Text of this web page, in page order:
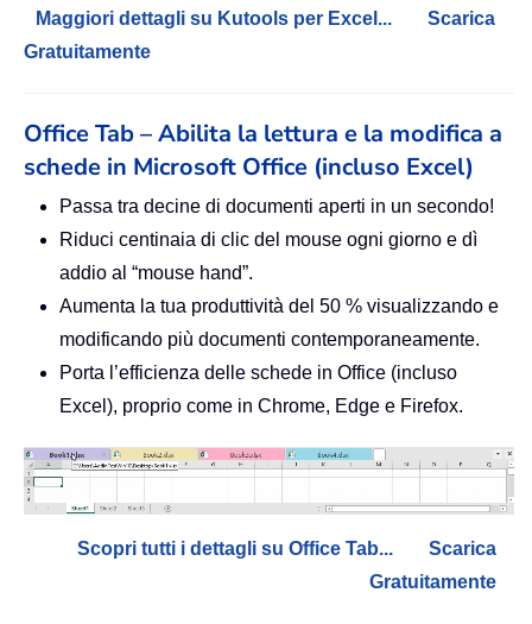
Maggiori dettagli su Kutools per Excel...
Scarica
Gratuitamente
Office Tab – Abilita la lettura e la modifica a
schede in Microsoft Office (incluso Excel)
Passa tra decine di documenti aperti in un secondo!
Riduci centinaia di clic del mouse ogni giorno e dì
addio al “mouse hand”.
Aumenta la tua produttività del 50 % visualizzando e
modificando più documenti contemporaneamente.
Porta l’efficienza delle schede in Office (incluso
Excel), proprio come in Chrome, Edge e Firefox.
Scopri tutti i dettagli su Office Tab...
Scarica
Gratuitamente